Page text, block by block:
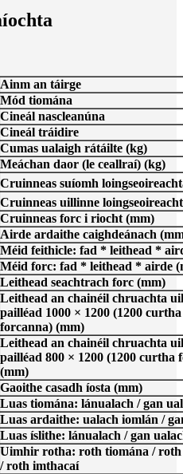
Ainm an táirge
Mód tiomána
Cineál nascleanúna
Cineál tráidire
Cumas ualaigh rátáilte (kg)
Meáchan daor (le ceallraí) (kg)
Cruinneas suíomh
Cruinneas uillinne
Cruinneas forc i riocht (mm)
Airde ardaithe caighdeánach
Méid feithicle: fad * leithead *
Méid forc: fad * leithead * airde
Leithead seachtrach forc (mm)
Leithead an chainéil chruachta
pailléad 1000 × 1200 (1200
forcanna) (mm)
Leithead an chainéil chruachta
pailléad 800 × 1200 (1200 curtha
(mm)
Gaoithe casadh íosta (mm)
Luas tiomána: lánualach / gan
Luas ardaithe: ualach iomlán /
Luas íslithe: lánualach / gan
Uimhir rotha: roth tiomána / roth
/ roth imthacaí